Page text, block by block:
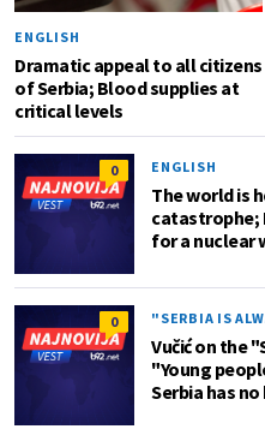
ENGLISH
Dramatic appeal to all citizens
of Serbia; Blood supplies at
critical levels
0 ENGLISH
The world is
catastrophe;
for a nuclear
0 "SERBIA IS
Vučić on the
"Young
Serbia has